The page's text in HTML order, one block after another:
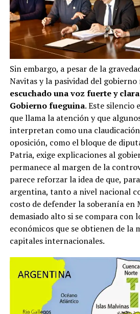
Sin embargo, a pesar de la
Navitas y la pasividad del gobierno
escuchado una voz fuerte y
Gobierno fueguina. Este silencio
que llama la atención y que
interpretan como una
oposición, como el bloque de
Patria, exige explicaciones al
permanece al margen de la
parece reforzar la idea de que,
argentina, tanto a nivel nacional
costo de defender la soberanía en
demasiado alto si se compara con
económicos que se obtienen de la
capitales internacionales.